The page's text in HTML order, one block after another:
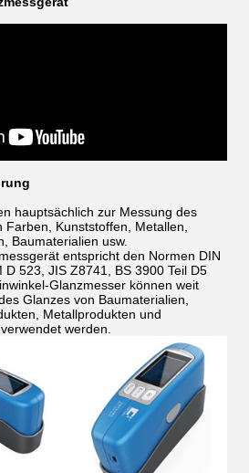
hauptsächlich zur Messung des
Kunststoffen, Metallen,
Baumaterialien usw.
entspricht den Normen DIN
D 523, JIS Z8741, BS 3900 Teil D5
Glanzmesser können weit
Glanzes von Baumaterialien,
Metallprodukten und
werden.